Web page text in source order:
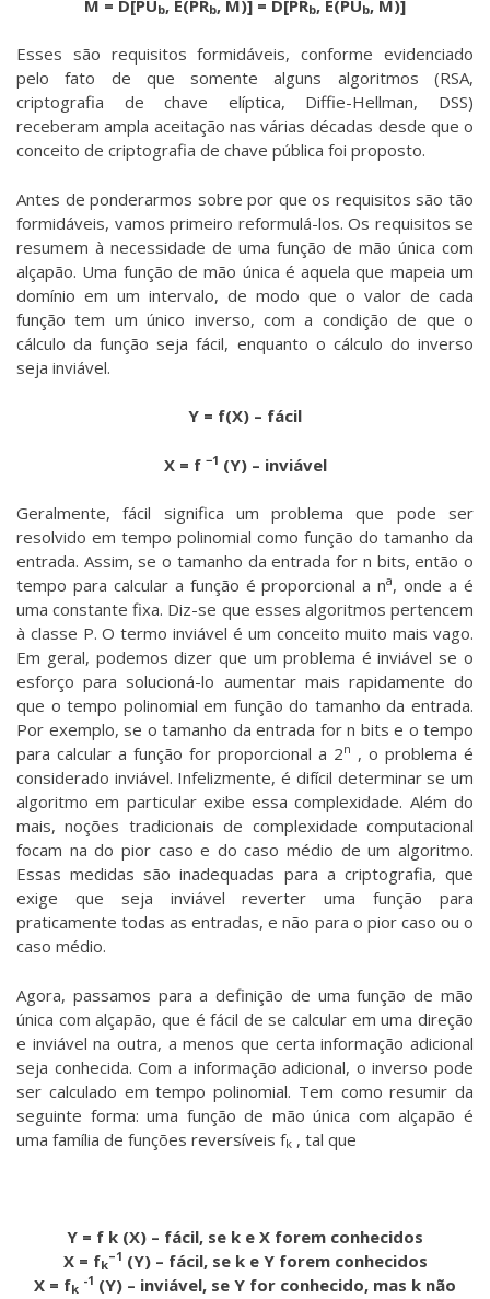
M = D[PUb, E(PRb, M)] = D[PRb, E(PUb, M)]
Esses são requisitos formidáveis, conforme evidenciado
pelo fato de que somente alguns algoritmos (RSA,
criptografia de chave elíptica, Diffie-Hellman, DSS)
receberam ampla aceitação nas várias décadas desde que o
conceito de criptografia de chave pública foi proposto.
Antes de ponderarmos sobre por que os requisitos são tão
formidáveis, vamos primeiro reformulá-los. Os requisitos se
resumem à necessidade de uma função de mão única com
alçapão. Uma função de mão única é aquela que mapeia um
domínio em um intervalo, de modo que o valor de cada
função tem um único inverso, com a condição de que o
cálculo da função seja fácil, enquanto o cálculo do inverso
seja inviável.
Y = f(X) – fácil
X = f −1 (Y) – inviável
Geralmente, fácil significa um problema que pode ser
resolvido em tempo polinomial como função do tamanho da
entrada. Assim, se o tamanho da entrada for n bits, então o
tempo para calcular a função é proporcional a na, onde a é
uma constante fixa. Diz-se que esses algoritmos pertencem
à classe P. O termo inviável é um conceito muito mais vago.
Em geral, podemos dizer que um problema é inviável se o
esforço para solucioná-lo aumentar mais rapidamente do
que o tempo polinomial em função do tamanho da entrada.
Por exemplo, se o tamanho da entrada for n bits e o tempo
para calcular a função for proporcional a 2n , o problema é
considerado inviável. Infelizmente, é difícil determinar se um
algoritmo em particular exibe essa complexidade. Além do
mais, noções tradicionais de complexidade computacional
focam na do pior caso e do caso médio de um algoritmo.
Essas medidas são inadequadas para a criptografia, que
exige que seja inviável reverter uma função para
praticamente todas as entradas, e não para o pior caso ou o
caso médio.
Agora, passamos para a definição de uma função de mão
única com alçapão, que é fácil de se calcular em uma direção
e inviável na outra, a menos que certa informação adicional
seja conhecida. Com a informação adicional, o inverso pode
ser calculado em tempo polinomial. Tem como resumir da
seguinte forma: uma função de mão única com alçapão é
uma família de funções reversíveis fk , tal que
Y = f k (X) – fácil, se k e X forem conhecidos
X = fk
–1 (Y) – fácil, se k e Y forem conhecidos
X = fk
-1 (Y) – inviável, se Y for conhecido, mas k não